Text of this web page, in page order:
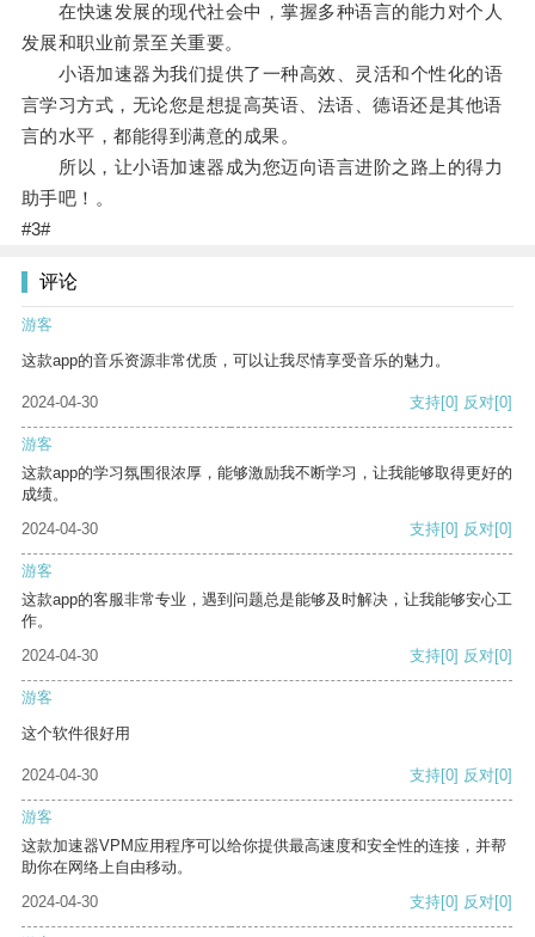
在快速发展的现代社会中，掌握多种语言的能力对个人
发展和职业前景至关重要。
小语加速器为我们提供了一种高效、灵活和个性化的语
言学习方式，无论您是想提高英语、法语、德语还是其他语
言的水平，都能得到满意的成果。
所以，让小语加速器成为您迈向语言进阶之路上的得力
助手吧！。
#3#
评论
游客
这款app的音乐资源非常优质，可以让我尽情享受音乐的魅力。
2024-04-30 支持[0] 反对[0]
游客
这款app的学习氛围很浓厚，能够激励我不断学习，让我能够取得更好的
成绩。
2024-04-30
支持[0] 反对[0]
游客
这款app的客服非常专业，遇到问题总是能够及时解决，让我能够安心工
作。
2024-04-30
支持[0] 反对[0]
游客
这个软件很好用
2024-04-30 支持[0] 反对[0]
游客
这款加速器VPM应用程序可以给你提供最高速度和安全性的连接，并帮
助你在网络上自由移动。
2024-04-30
支持[0] 反对[0]